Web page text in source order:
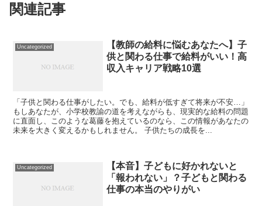
関連記事
Uncategorized
【教師の給料に悩むあなたへ】子
供と関わる仕事で給料がいい！高
収入キャリア戦略10選
「子供と関わる仕事がしたい。でも、給料が低すぎて将来が不安…」
もしあなたが、小学校教諭の道を考えながらも、現実的な給料の問題
に直面し、このような葛藤を抱えているのなら、この情報があなたの
未来を大きく変えるかもしれません。 子供たちの成長を...
Uncategorized
【本音】子どもに好かれないと
「報われない」？子どもと関わる
仕事の本当のやりがい